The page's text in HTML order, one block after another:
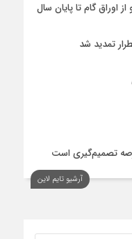
اوراق گام تا پایان سال
تمدید شد
تصمیم‌گیری است
رویه جدید ارز اشخاص
آرشیو تایم لاین